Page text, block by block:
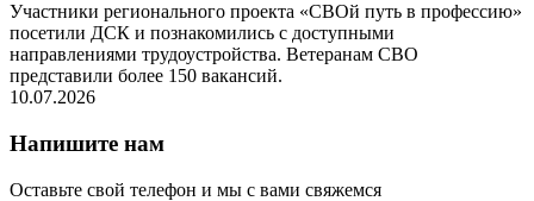
Участники регионального проекта «СВОй путь в профессию»
посетили ДСК и познакомились с доступными
направлениями трудоустройства. Ветеранам СВО
представили более 150 вакансий.
10.07.2026
Напишите нам
Оставьте свой телефон и мы с вами свяжемся